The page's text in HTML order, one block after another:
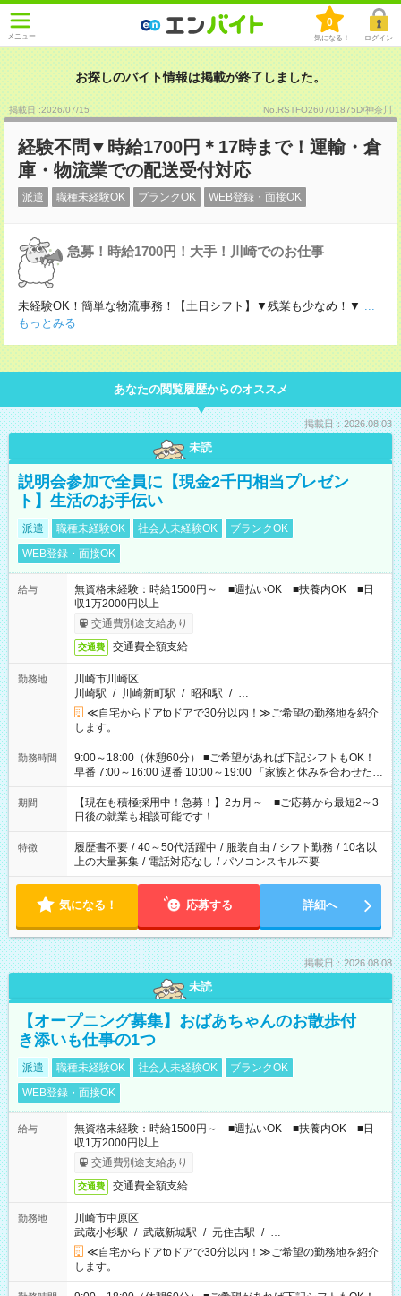
メニュー
0
気になる！ ログイン
お探しのバイト情報は掲載が終了しました。
掲載日 :2026/07/15 No.RSTFO260701875D/神奈川
経験不問▼時給1700円＊17時まで！運輸・倉
庫・物流業での配送受付対応
派遣 職種未経験OK ブランクOK WEB登録・面接OK
急募！時給1700円！大手！川崎でのお仕事
未経験OK！簡単な物流事務！【土日シフト】▼残業も少なめ！▼ ...
もっとみる
あなたの閲覧履歴からのオススメ
掲載日：2026.08.03
未読
説明会参加で全員に【現金2千円相当プレゼン
ト】生活のお手伝い
派遣 職種未経験OK 社会人未経験OK
ブランクOK
WEB登録・面接OK
給与
無資格未経験：時給1500円～ ■週払いOK ■扶養内OK ■日
収1万2000円以上
交通費別途支給あり
交通費 交通費全額支給
勤務地
川崎市川崎区
川崎駅 / 川崎新町駅 / 昭和駅 / …
≪自宅からドアtoドアで30分以内！≫ご希望の勤務地を紹介
します。
勤務時間
9:00～18:00（休憩60分） ■ご希望があれば下記シフトもOK！
早番 7:00～16:00 遅番 10:00～19:00 「家族と休みを合わせた
い」 「余裕を持って夕飯の準備がしたい」 「できれば残業はし
たくない」 など、ご希望を教えてくださいね。 ※Wワーク希望
の方へ 今ご覧のお仕事で希望する勤務時間と、もう1つのお仕事
の勤務時間。 合計で週40時間を超える場合は応募できません。
期間
【現在も積極採用中！急募！】2カ月～ ■ご応募から最短2～3
日後の就業も相談可能です！
特徴 履歴書不要 / 40～50代活躍中 / 服装自由 / シフト勤務 / 10名以
上の大量募集 / 電話対応なし / パソコンスキル不要
気になる！ 応募する 詳細へ
掲載日：2026.08.08
未読
【オープニング募集】おばあちゃんのお散歩付
き添いも仕事の1つ
派遣 職種未経験OK 社会人未経験OK
ブランクOK
WEB登録・面接OK
給与
無資格未経験：時給1500円～ ■週払いOK ■扶養内OK ■日
収1万2000円以上
交通費別途支給あり
交通費 交通費全額支給
勤務地
川崎市中原区
武蔵小杉駅 / 武蔵新城駅 / 元住吉駅 / …
≪自宅からドアtoドアで30分以内！≫ご希望の勤務地を紹介
します。